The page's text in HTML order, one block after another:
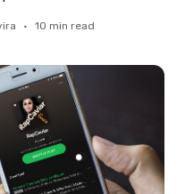
artinya ini!
• 10 min read